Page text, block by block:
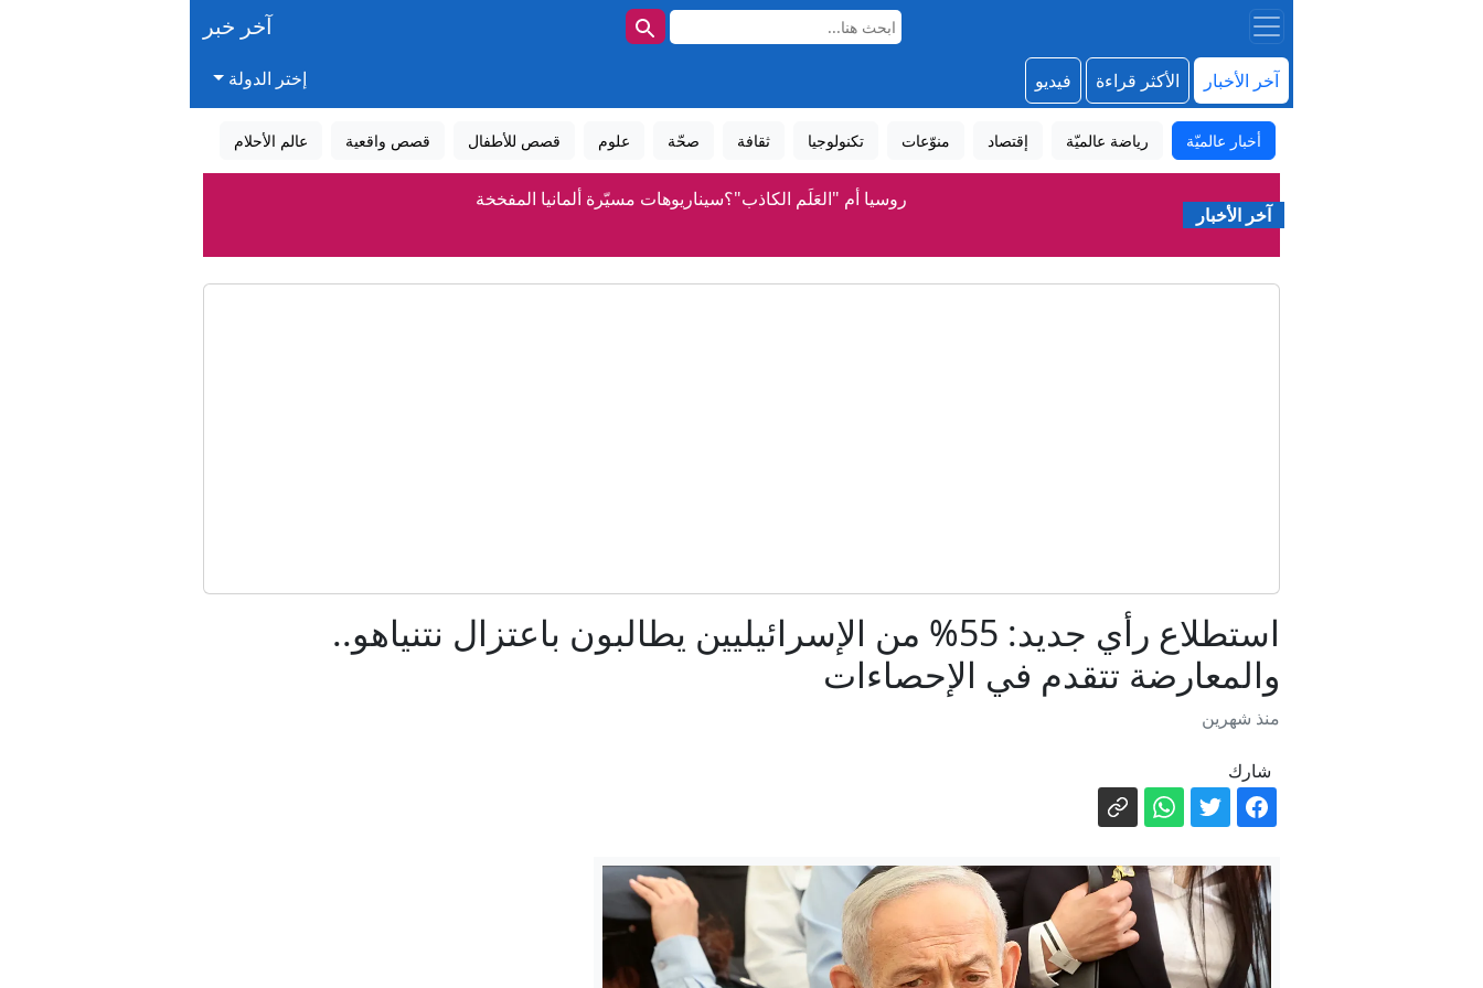
آخر خبر
آخر الأخبار الأكثر قراءة فيديو إختر الدولة
أخبار عالميّة رياضة عالميّة إقتصاد منوّعات تكنولوجيا ثقافة صحّة علوم قصص للأطفال قصص واقعية عالم الأحلام
آخر الأخبار
روسيا أم "العَلَم الكاذب"؟سيناريوهات مسيّرة ألمانيا المفخخة
إيران تتحدث عن شرط جديد لإعادة فتح مضيق هرمز.. ما هو؟
"أُغرقت لإبطاء السوفيات".. الجفاف يكشف حطام سفن نازية بنهر الدانوب، فما قصتها؟
المعركة الأصعب في سوريا لم تبدأ بعد
هانتر بايدن: السرطان انتشر في جسد والدي وهو يتألم بشدة
مصدر لـRT: عمان تعلن اتفاقا حول مضيق هرمز خلال ساعات
استطلاع رأي جديد: 55% من الإسرائيليين يطالبون باعتزال نتنياهو..
والمعارضة تتقدم في الإحصاءات
منذ شهرين
شارك